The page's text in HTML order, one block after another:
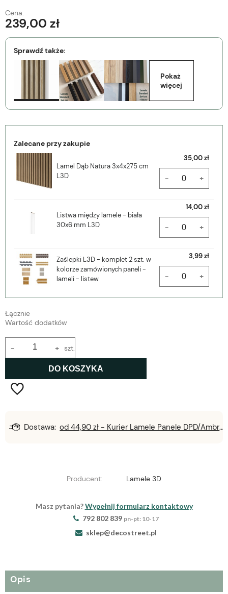
Cena:
239,00 zł
Sprawdź także:
Pokaż
więcej
Zalecane przy zakupie
Lamel Dąb Natura 3x4x275 cm
L3D
35,00 zł
- +
Listwa między lamele - biała
30x6 mm L3D
14,00 zł
- +
Zaślepki L3D - komplet 2 szt. w
kolorze zamówionych paneli -
lameli - listew
3,99 zł
- +
Łącznie
Wartość dodatków
+
- szt.
DO KOSZYKA
Dostawa: od 44,90 zł - Kurier Lamele Panele DPD/Ambro/NST
Producent: Lamele 3D
Masz pytania?Wypełnij formularz kontaktowy
792 802 839 pn-pt: 10-17
sklep@decostreet.pl
Opis